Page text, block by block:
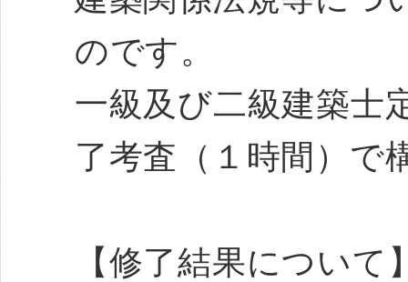
のです。
一級及び二級建築士
了考査（１時間）
【修了結果について